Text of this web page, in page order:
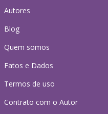
Autores
Blog
Quem somos
Fatos e Dados
Termos de uso
Contrato com o Autor